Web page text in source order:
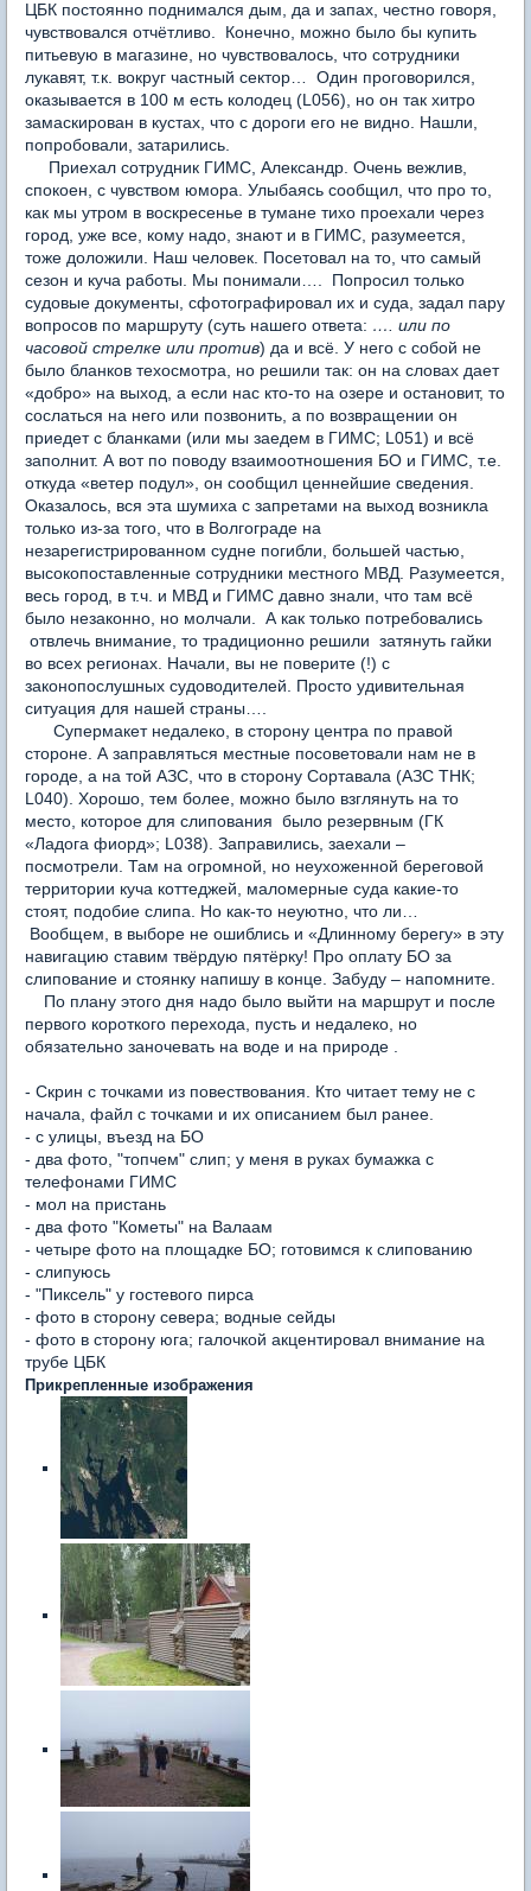
ЦБК постоянно поднимался дым, да и запах, честно говоря,
чувствовался отчётливо. Конечно, можно было бы купить
питьевую в магазине, но чувствовалось, что сотрудники
лукавят, т.к. вокруг частный сектор… Один проговорился,
оказывается в 100 м есть колодец (L056), но он так хитро
замаскирован в кустах, что с дороги его не видно. Нашли,
попробовали, затарились.
Приехал сотрудник ГИМС, Александр. Очень вежлив,
спокоен, с чувством юмора. Улыбаясь сообщил, что про то,
как мы утром в воскресенье в тумане тихо проехали через
город, уже все, кому надо, знают и в ГИМС, разумеется,
тоже доложили. Наш человек. Посетовал на то, что самый
сезон и куча работы. Мы понимали…. Попросил только
судовые документы, сфотографировал их и суда, задал пару
вопросов по маршруту (суть нашего ответа: …. или по
часовой стрелке или против) да и всё. У него с собой не
было бланков техосмотра, но решили так: он на словах дает
«добро» на выход, а если нас кто-то на озере и остановит, то
сослаться на него или позвонить, а по возвращении он
приедет с бланками (или мы заедем в ГИМС; L051) и всё
заполнит. А вот по поводу взаимоотношения БО и ГИМС, т.е.
откуда «ветер подул», он сообщил ценнейшие сведения.
Оказалось, вся эта шумиха с запретами на выход возникла
только из-за того, что в Волгограде на
незарегистрированном судне погибли, большей частью,
высокопоставленные сотрудники местного МВД. Разумеется,
весь город, в т.ч. и МВД и ГИМС давно знали, что там всё
было незаконно, но молчали. А как только потребовались
отвлечь внимание, то традиционно решили затянуть гайки
во всех регионах. Начали, вы не поверите (!) с
законопослушных судоводителей. Просто удивительная
ситуация для нашей страны….
Супермакет недалеко, в сторону центра по правой
стороне. А заправляться местные посоветовали нам не в
городе, а на той АЗС, что в сторону Сортавала (АЗС ТНК;
L040). Хорошо, тем более, можно было взглянуть на то
место, которое для слипования было резервным (ГК
«Ладога фиорд»; L038). Заправились, заехали –
посмотрели. Там на огромной, но неухоженной береговой
территории куча коттеджей, маломерные суда какие-то
стоят, подобие слипа. Но как-то неуютно, что ли…
Вообщем, в выборе не ошиблись и «Длинному берегу» в эту
навигацию ставим твёрдую пятёрку! Про оплату БО за
слипование и стоянку напишу в конце. Забуду – напомните.
По плану этого дня надо было выйти на маршрут и после
первого короткого перехода, пусть и недалеко, но
обязательно заночевать на воде и на природе .
- Скрин с точками из повествования. Кто читает тему не с
начала, файл с точками и их описанием был ранее.
- с улицы, въезд на БО
- два фото, "топчем" слип; у меня в руках бумажка с
телефонами ГИМС
- мол на пристань
- два фото "Кометы" на Валаам
- четыре фото на площадке БО; готовимся к слипованию
- слипуюсь
- "Пиксель" у гостевого пирса
- фото в сторону севера; водные сейды
- фото в сторону юга; галочкой акцентировал внимание на
трубе ЦБК
Прикрепленные изображения